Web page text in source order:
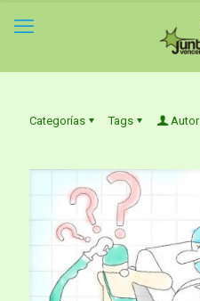
Categorías Tags Autor